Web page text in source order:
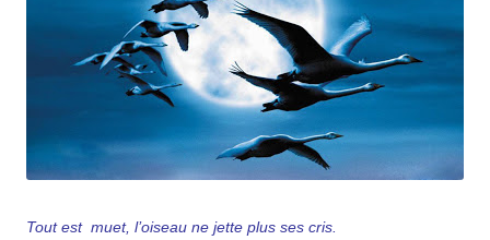
Tout est muet, l’oiseau ne jette plus ses cris.